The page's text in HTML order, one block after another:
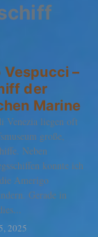
–
der
Marine
Venezia liegen oft
große,
Neben
konnte ich
Amerigo
Gerade in
2025